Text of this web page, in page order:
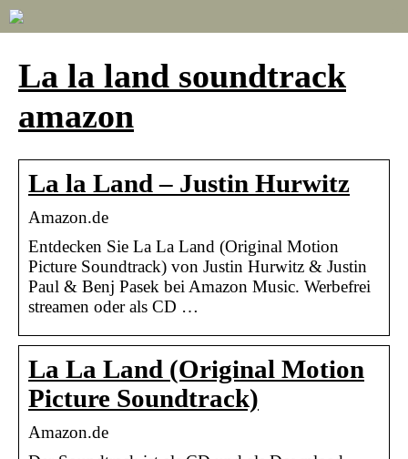
La la land soundtrack
amazon
La la Land – Justin Hurwitz
Amazon.de
Entdecken Sie La La Land (Original Motion
Picture Soundtrack) von Justin Hurwitz & Justin
Paul & Benj Pasek bei Amazon Music. Werbefrei
streamen oder als CD …
La La Land (Original Motion
Picture Soundtrack)
Amazon.de